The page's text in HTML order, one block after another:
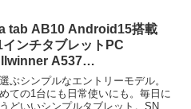
tab AB10 Android15搭載
インチタブレットPC
A537
4GB/eMMC・
Android15/10.1型
ぶシンプルなエントリーモデル。
ての1台にも日常使いにも。毎日に
どいいシンプルタブレット。SNS